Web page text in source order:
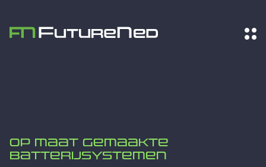
Op maat gemaakte
batterijsystemen